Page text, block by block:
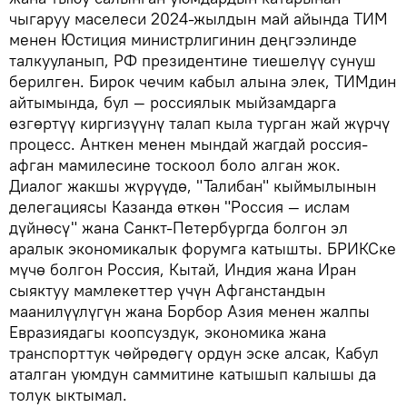
чыгаруу маселеси 2024-жылдын май айында ТИМ
менен Юстиция министрлигинин деңгээлинде
талкууланып, РФ президентине тиешелүү сунуш
берилген. Бирок чечим кабыл алына элек, ТИМдин
айтымында, бул — россиялык мыйзамдарга
өзгөртүү киргизүүнү талап кыла турган жай жүрчү
процесс. Анткен менен мындай жагдай россия-
афган мамилесине тоскоол боло алган жок.
Диалог жакшы жүрүүдө, "Талибан" кыймылынын
делегациясы Казанда өткөн "Россия — ислам
дүйнөсү" жана Санкт-Петербургда болгон эл
аралык экономикалык форумга катышты. БРИКСке
мүчө болгон Россия, Кытай, Индия жана Иран
сыяктуу мамлекеттер үчүн Афганстандын
маанилүүлүгүн жана Борбор Азия менен жалпы
Евразиядагы коопсуздук, экономика жана
транспорттук чөйрөдөгү ордун эске алсак, Кабул
аталган уюмдун саммитине катышып калышы да
толук ыктымал.